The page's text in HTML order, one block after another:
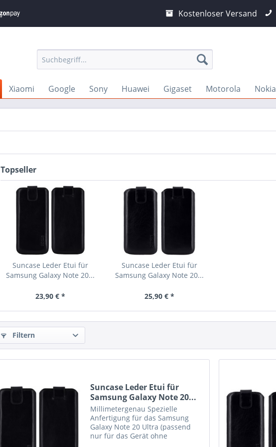
Kostenloser Versand
Xiaomi Google Sony Huawei Gigaset Motorola Nokia
Topseller
Suncase Leder Etui für
Samsung Galaxy Note 20...
23,90 € *
Suncase Leder Etui für
Samsung Galaxy Note 20...
25,90 € *
Filtern
Suncase Leder Etui für
Samsung Galaxy Note 20...
Millimetergenau Spezielle
Anfertigung für das Samsung
Galaxy Note 20 Ultra (passend
nur für das Gerät ohne